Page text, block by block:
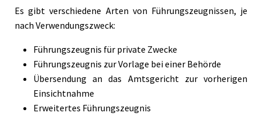
Es gibt verschiedene Arten von Führungszeugnissen, je
nach Verwendungszweck:
Führungszeugnis für private Zwecke
Führungszeugnis zur Vorlage bei einer Behörde
Übersendung an das Amtsgericht zur vorherigen
Einsichtnahme
Erweitertes Führungszeugnis